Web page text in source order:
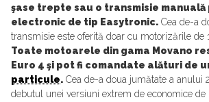
şase trepte sau o transmisie
electronic de tip Easytronic. Cea de-a
transmisie este oferită doar cu motorizările de
Toate motoarele din gama Movano
Euro 4 şi pot fi comandate alături de
particule. Cea de-a doua jumătate a anului
debutul unei versiuni extrem de economice de